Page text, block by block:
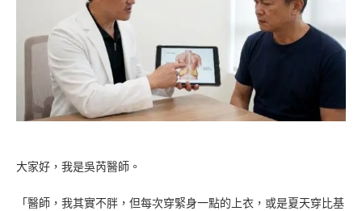
大家好，我是吳芮醫師。
「醫師，我其實不胖，但每次穿緊身一點的上衣，或是夏天穿比基